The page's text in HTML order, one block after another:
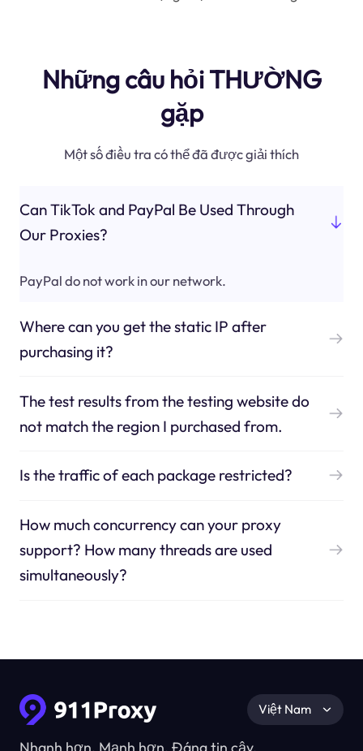
Những câu hỏi THƯỜNG
gặp
Một số điều tra có thể đã được giải thích
Can TikTok and PayPal Be Used Through
Our Proxies?
PayPal do not work in our network.
Where can you get the static IP after
purchasing it?
The test results from the testing website do
not match the region I purchased from.
Is the traffic of each package restricted?
How much concurrency can your proxy
support? How many threads are used
simultaneously?
Nhanh hơn, Mạnh hơn, Đáng tin cậy.
Việt Nam